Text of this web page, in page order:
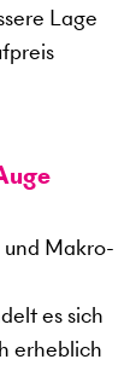
Lage
Makro-
es sich
erheblich